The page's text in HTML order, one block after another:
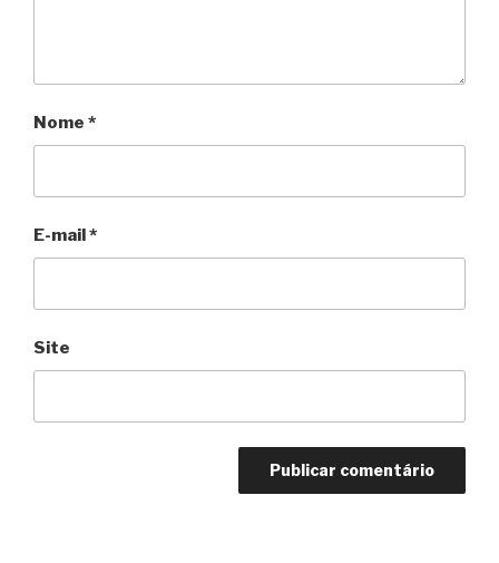
Nome *
E-mail*
Site